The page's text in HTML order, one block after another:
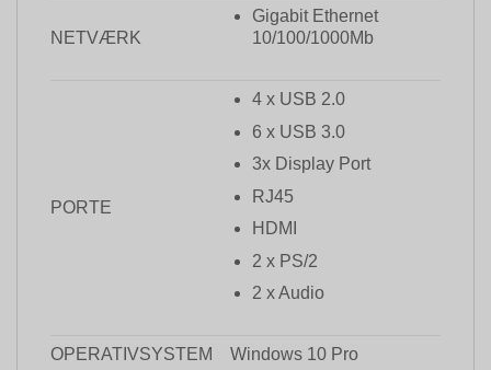
NETVÆRK
Gigabit Ethernet
10/100/1000Mb
PORTE
4 x USB 2.0
6 x USB 3.0
3x Display Port
RJ45
HDMI
2 x PS/2
2 x Audio
OPERATIVSYSTEM Windows 10 Pro